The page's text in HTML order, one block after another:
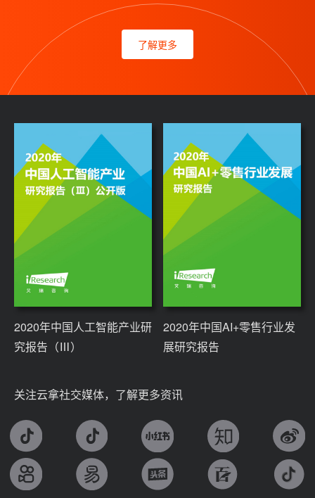
了解更多
2020年中国人工智能产业研
究报告（Ⅲ）
2020年中国AI+零售行业发
展研究报告
关注云拿社交媒体，了解更多资讯